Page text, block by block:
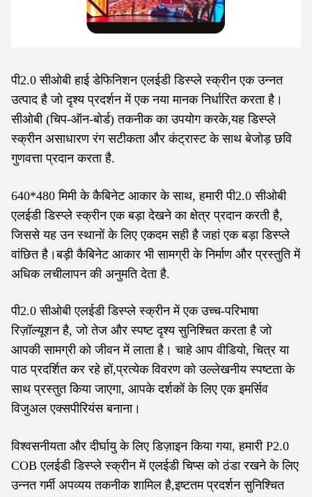
पी2.0 सीओबी हाई डेफिनिशन एलईडी डिस्प्ले स्क्रीन एक उन्नत
उत्पाद है जो दृश्य प्रदर्शन में एक नया मानक निर्धारित करता है।
सीओबी (चिप-ऑन-बोर्ड) तकनीक का उपयोग करके,यह डिस्प्ले
स्क्रीन असाधारण रंग सटीकता और कंट्रास्ट के साथ बेजोड़ छवि
गुणवत्ता प्रदान करता है.
640*480 मिमी के कैबिनेट आकार के साथ, हमारी पी2.0 सीओबी
एलईडी डिस्प्ले स्क्रीन एक बड़ा देखने का क्षेत्र प्रदान करती है,
जिससे यह उन स्थानों के लिए एकदम सही है जहां एक बड़ा डिस्प्ले
वांछित है।बड़ी कैबिनेट आकार भी सामग्री के निर्माण और प्रस्तुति में
अधिक लचीलापन की अनुमति देता है.
पी2.0 सीओबी एलईडी डिस्प्ले स्क्रीन में एक उच्च-परिभाषा
रिज़ॉल्यूशन है, जो तेज और स्पष्ट दृश्य सुनिश्चित करता है जो
आपकी सामग्री को जीवन में लाता है। चाहे आप वीडियो, चित्र या
पाठ प्रदर्शित कर रहे हों,प्रत्येक विवरण को उल्लेखनीय स्पष्टता के
साथ प्रस्तुत किया जाएगा, आपके दर्शकों के लिए एक इमर्सिव
विजुअल एक्सपीरियंस बनाना।
विश्वसनीयता और दीर्घायु के लिए डिज़ाइन किया गया, हमारी P2.0
COB एलईडी डिस्प्ले स्क्रीन में एलईडी चिप्स को ठंडा रखने के लिए
उन्नत गर्मी अपव्यय तकनीक शामिल है,इष्टतम प्रदर्शन सुनिश्चित